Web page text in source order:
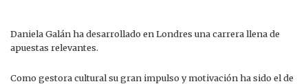
Daniela Galán ha desarrollado en Londres una carrera llena de
apuestas relevantes.
Como gestora cultural su gran impulso y motivación ha sido el de